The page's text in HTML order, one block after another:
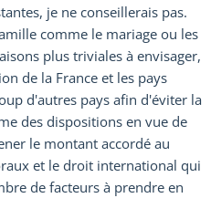
je ne conseillerais pas.
comme le mariage ou les
plus triviales à envisager,
de la France et les pays
d'autres pays afin d'éviter la
des dispositions en vue de
le montant accordé au
et le droit international qui
de facteurs à prendre en